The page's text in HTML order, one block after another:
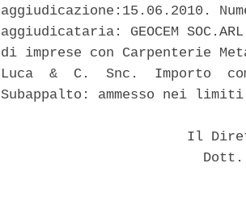
aggiudicazione:15.06.2010.
aggiudicataria: GEOCEM
di imprese con Carpenterie
Luca  &  C.  Snc.  Importo
Subappalto: ammesso nei
Il